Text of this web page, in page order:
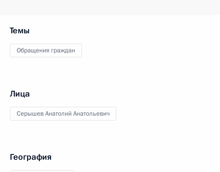
Темы
Обращения граждан
Лица
Серышев Анатолий Анатольевич
География